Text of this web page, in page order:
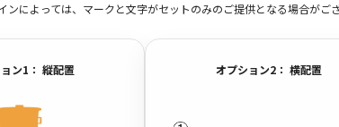
によっては、マークと文字がセットのみのご提供となる場合がござ
ン1： 縦配置 オプション2： 横配置